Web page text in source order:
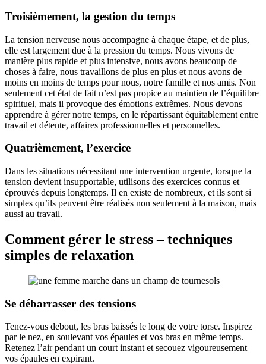
Troisièmement, la gestion du temps
La tension nerveuse nous accompagne à chaque étape, et de plus,
elle est largement due à la pression du temps. Nous vivons de
manière plus rapide et plus intensive, nous avons beaucoup de
choses à faire, nous travaillons de plus en plus et nous avons de
moins en moins de temps pour nous, notre famille et nos amis. Non
seulement cet état de fait n’est pas propice au maintien de l’équilibre
spirituel, mais il provoque des émotions extrêmes. Nous devons
apprendre à gérer notre temps, en le répartissant équitablement entre
travail et détente, affaires professionnelles et personnelles.
Quatrièmement, l’exercice
Dans les situations nécessitant une intervention urgente, lorsque la
tension devient insupportable, utilisons des exercices connus et
éprouvés depuis longtemps. Il en existe de nombreux, et ils sont si
simples qu’ils peuvent être réalisés non seulement à la maison, mais
aussi au travail.
Comment gérer le stress – techniques
simples de relaxation
Se débarrasser des tensions
Tenez-vous debout, les bras baissés le long de votre torse. Inspirez
par le nez, en soulevant vos épaules et vos bras en même temps.
Retenez l’air pendant un court instant et secouez vigoureusement
vos épaules en expirant.